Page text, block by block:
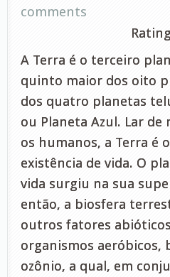
comments
A Terra é o terceiro
quinto maior dos oito
dos quatro planetas
ou Planeta Azul. Lar de
os humanos, a Terra é
existência de vida. O
vida surgiu na sua
então, a biosfera
outros fatores
organismos aeróbicos,
ozônio, a qual, em